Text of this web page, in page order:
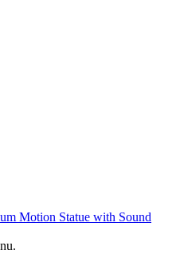
Motion Statue with Sound
.